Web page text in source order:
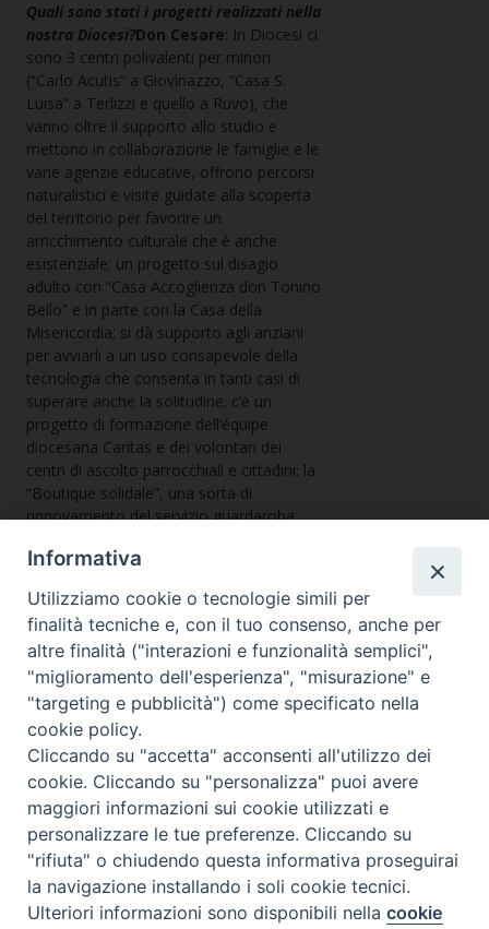
Quali sono stati i progetti realizzati nella
nostra Diocesi?Don Cesare: In Diocesi ci
sono 3 centri polivalenti per minori
(“Carlo Acutis” a Giovinazzo, “Casa S.
Luisa” a Terlizzi e quello a Ruvo), che
vanno oltre il supporto allo studio e
mettono in collaborazione le famiglie e le
varie agenzie educative, offrono percorsi
naturalistici e visite guidate alla scoperta
del territorio per favorire un
arricchimento culturale che è anche
esistenziale; un progetto sul disagio
adulto con “Casa Accoglienza don Tonino
Bello” e in parte con la Casa della
Misericordia; si dà supporto agli anziani
per avviarli a un uso consapevole della
tecnologia che consenta in tanti casi di
superare anche la solitudine; c’è un
progetto di formazione dell’équipe
diocesana Caritas e dei volontari dei
centri di ascolto parrocchiali e cittadini; la
“Boutique solidale”, una sorta di
rinnovamento del servizio guardaroba,
rispondere in modo nuovo a un bisogno
parrocchia S. Agostino di Giovinazzo. Don
Michele : La nostra Diocesi beneficia
ogni anno di questo prezioso contributo
per tanti progetti che, con le sole risorse
degli enti, non si sarebbero mai potuti
effettuare. Un grande aiuto che ci
permette di sostenere e promuovere
iniziative culturali a servizio del bene
comune: restauro di dipinti, sculture,
documenti e libri antichi; inventariazione
dei beni storico-artistici degli edifici
ecclesiastici; dotazione di impianti di
sicurezza; restauro degli organi storici;
catalogazione dei beni librari; restauro
Preferenze Cookie
Informativa
Utilizziamo cookie o tecnologie simili per
finalità tecniche e, con il tuo consenso, anche per
altre finalità ("interazioni e funzionalità semplici",
"miglioramento dell'esperienza", "misurazione" e
"targeting e pubblicità") come specificato nella
cookie policy.
Cliccando su "accetta" acconsenti all'utilizzo dei
cookie. Cliccando su "personalizza" puoi avere
maggiori informazioni sui cookie utilizzati e
personalizzare le tue preferenze. Cliccando su
"rifiuta" o chiudendo questa informativa proseguirai
la navigazione installando i soli cookie tecnici.
Ulteriori informazioni sono disponibili nellacookie